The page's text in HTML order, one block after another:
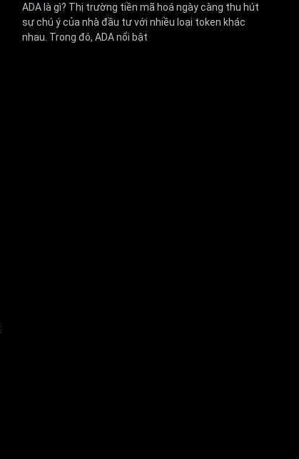
ADA là gì? Thị trường tiền mã hoá ngày càng thu hút
sự chú ý của nhà đầu tư với nhiều loại token khác
nhau. Trong đó, ADA nổi bật